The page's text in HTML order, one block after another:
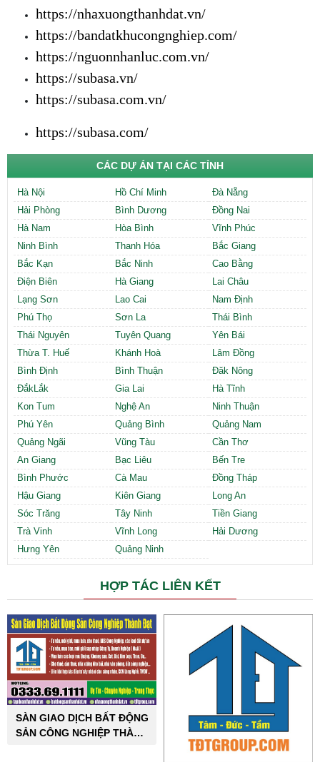
https://nhaxuongthanhdat.vn/
https://bandatkhucongnghiep.com/
https://nguonnhanluc.com.vn/
https://subasa.vn/
https://subasa.com.vn/
https://subasa.com/
CÁC DỰ ÁN TẠI CÁC TỈNH
Hà Nội Hồ Chí Minh
Đà Nẵng
Hải Phòng
Bình Dương
Đồng Nai
Hà Nam
Hòa Bình
Vĩnh Phúc
Ninh Bình
Thanh Hóa
Bắc Giang
Bắc Kạn
Bắc Ninh
Cao Bằng
Điện Biên
Hà Giang
Lai Châu
Lạng Sơn
Lao Cai
Nam Định
Phú Thọ
Sơn La
Thái Bình
Thái Nguyên
Tuyên Quang
Yên Bái
Thừa T. Huế
Khánh Hoà
Lâm Đồng
Bình Định
Bình Thuận
Đăk Nông
ĐắkLắk
Gia Lai
Hà Tĩnh
Kon Tum
Nghệ An
Ninh Thuận
Phú Yên
Quảng Bình
Quảng Nam
Quảng Ngãi
Vũng Tàu
Cần Thơ
An Giang
Bạc Liêu
Bến Tre
Bình Phước
Cà Mau
Đồng Tháp
Hậu Giang
Kiên Giang
Long An
Sóc Trăng
Tây Ninh
Tiền Giang
Trà Vinh
Vĩnh Long
Hải Dương
Hưng Yên
Quảng Ninh
HỢP TÁC LIÊN KẾT
SÀN GIAO DỊCH BẤT ĐỘNG
SẢN CÔNG NGHIỆP THÀNH